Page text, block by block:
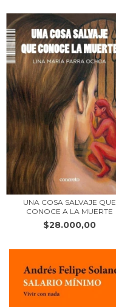
UNA COSA SALVAJE QUE
CONOCE A LA MUERTE
$28.000,00